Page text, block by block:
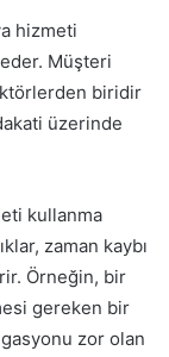
hizmeti
Müşteri
biridir
üzerinde
kullanma
zaman kaybı
Örneğin, bir
gereken bir
zor olan